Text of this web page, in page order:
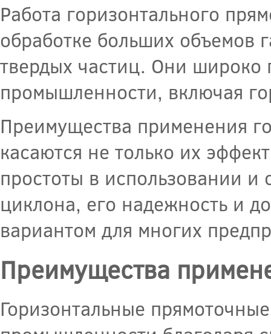
Работа горизонтального
обработке больших объемов
твердых частиц. Они широко
промышленности, включая
Преимущества применения
касаются не только их
простоты в использовании и
циклона, его надежность и
вариантом для многих
Преимущества
Горизонтальные